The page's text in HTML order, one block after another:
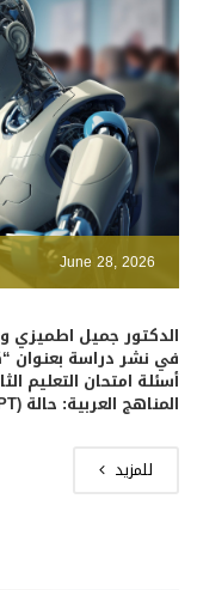
June 28, 2026
الدكتور جميل اطميزي
في نشر دراسة بعنوان
أسئلة امتحان التعليم
المناهج العربية: حالة (ChatGPT) و(Gemini)”
للمزيد